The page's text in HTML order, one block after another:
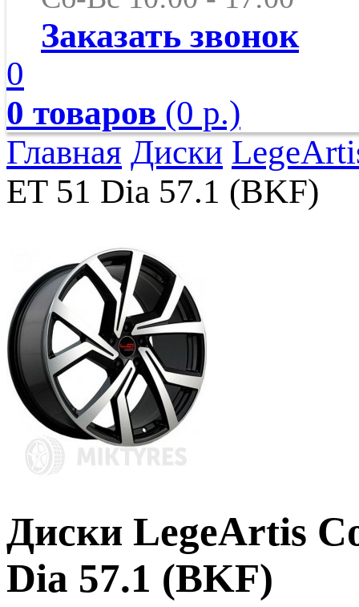
Заказать звонок
0
0 товаров (0 р.)
Главная Диски
ET 51 Dia 57.1 (BKF)
Диски LegeArtis
Dia 57.1 (BKF)